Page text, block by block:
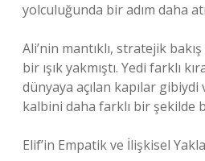
yolculuğunda bir adım daha
Ali’nin mantıklı, stratejik bakış
bir ışık yakmıştı. Yedi farklı
dünyaya açılan kapılar
kalbini daha farklı bir şekilde
Elif’in Empatik ve İlişkisel